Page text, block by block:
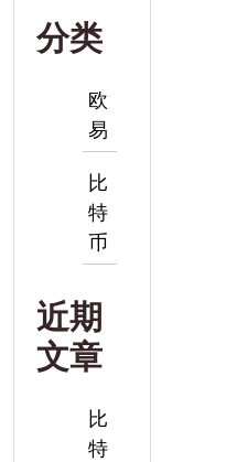
分类
欧
易
比
特
币
近期
文章
比
特